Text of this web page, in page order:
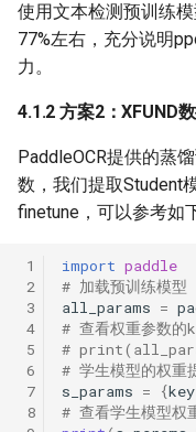
使用文本检测预训练
77%左右，充分说明
力。
4.1.2 方案2：XFUND
PaddleOCR提供的蒸
数，我们提取Student
finetune，可以参考如
1
2
3
4
5
6
7
8
import paddle
# 加载预训练模型
all_params =
# 查看权重参数的
#
# 学生模型的权重
s_params = {key
# 查看学生模型权